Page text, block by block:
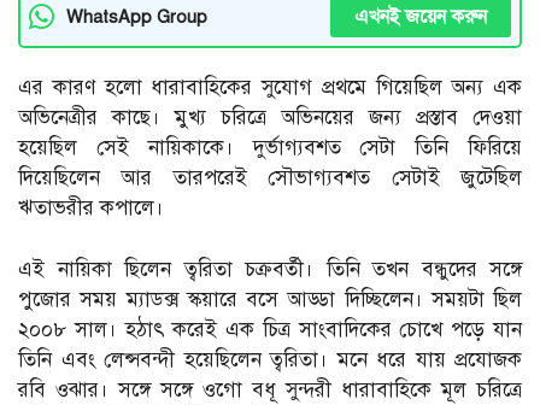
WhatsApp Group এখনই জয়েন করুন
এর কারণ হলো ধারাবাহিকের সুযোগ প্রথমে গিয়েছিল অন্য এক
অভিনেত্রীর কাছে। মুখ্য চরিত্রে অভিনয়ের জন্য প্রস্তাব দেওয়া
হয়েছিল সেই নায়িকাকে। দুর্ভাগ্যবশত সেটা তিনি ফিরিয়ে
দিয়েছিলেন আর তারপরেই সৌভাগ্যবশত সেটাই জুটেছিল
ঋতাভরীর কপালে।
এই নায়িকা ছিলেন ত্বরিতা চক্রবর্তী। তিনি তখন বন্ধুদের সঙ্গে
পুজোর সময় ম্যাডক্স স্কয়ারে বসে আড্ডা দিচ্ছিলেন। সময়টা ছিল
২০০৮ সাল। হঠাৎ করেই এক চিত্র সাংবাদিকের চোখে পড়ে যান
তিনি এবং লেন্সবন্দী হয়েছিলেন ত্বরিতা। মনে ধরে যায় প্রযোজক
রবি ওঝার। সঙ্গে সঙ্গে ওগো বধূ সুন্দরী ধারাবাহিকে মূল চরিত্রে